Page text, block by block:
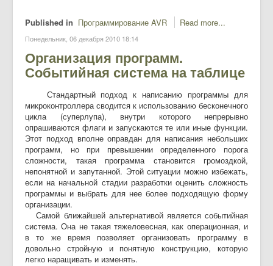
Published in Программирование AVR Read more...
Понедельник, 06 декабря 2010 18:14
Организация программ.
Событийная система на таблице
Стандартный подход к написанию программы для
микроконтроллера сводится к использованию бесконечного
цикла (суперлупа), внутри которого непрерывно
опрашиваются флаги и запускаются те или иные функции.
Этот подход вполне оправдан для написания небольших
программ, но при превышении определенного порога
сложности, такая программа становится громоздкой,
непонятной и запутанной. Этой ситуации можно избежать,
если на начальной стадии разработки оценить сложность
программы и выбрать для нее более подходящую форму
организации.
Самой ближайшей альтернативой является событийная
система. Она не такая тяжеловесная, как операционная, и
в то же время позволяет организовать программу в
довольно стройную и понятную конструкцию, которую
легко наращивать и изменять.